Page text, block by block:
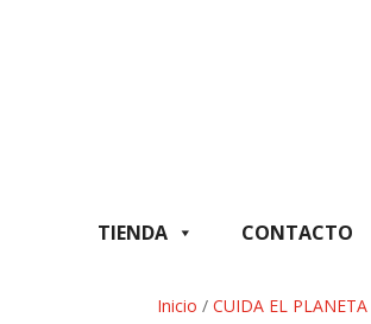
TIENDA CONTACTO
Inicio / CUIDA EL PLANETA